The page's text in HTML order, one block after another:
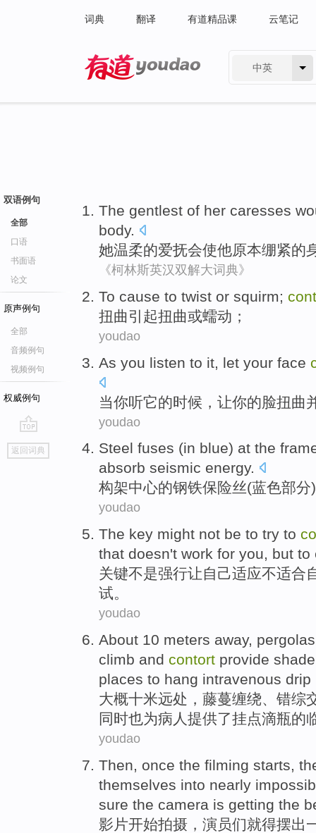
词典 翻译 有道精品课 云笔记
中英
双语例句
全部
口语
书面语
论文
原声例句
全部
音频例句
视频例句
权威例句
go
top
返回词典
The gentlest of her caresses
body.
她温柔的爱抚会使他原本绷紧的
《柯林斯英汉双解大词典》
To cause to twist or squirm;
扭曲引起扭曲或蠕动；
youdao
As you listen to it let your face
当你听它的时候， 让你的 脸扭曲
youdao
Steel fuses (in blue) at the
absorb seismic energy.
构架中心的钢铁保险丝(蓝色部分)
youdao
The key might not be to try to
that doesn't work for you, but to
关键不是强行让自己适应不适合
试。
youdao
About 10 meters away,
climb and contort provide shade
places to hang intravenous drip
大概十米远处， 藤蔓缠绕、错综
同时也为病人提供了挂点滴瓶的
youdao
Then, once the filming starts,
themselves into nearly
sure the camera is getting the
影片开始拍摄，演员们就得摆出